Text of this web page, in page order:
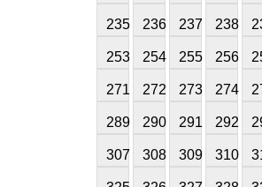
235 236 237 238
253 254 255 256
271 272 273 274
289 290 291 292
307 308 309 310